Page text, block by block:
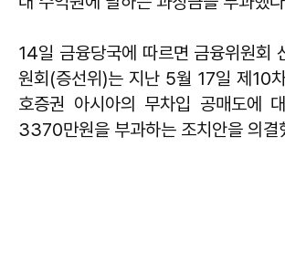
14일 금융당국에 따르면 금융위원회
원회(증선위)는 지난 5월 17일 제10
호증권 아시아의 무차입 공매도에
3370만원을 부과하는 조치안을 의결